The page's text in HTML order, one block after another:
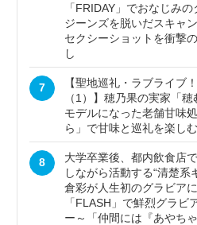
「FRIDAY」でおなじみ
ジーンズを脱いだスキャ
セクシーショットを衝撃
し
7
【聖地巡礼・ラブライブ
（1）】穂乃果の実家「
モデルになった老舗甘味
ら」で甘味と巡礼を楽しむ
8
大学卒業後、都内飲食店
しながら活動する“清楚系
倉彩が人生初のグラビア
「FLASH」で鮮烈グラビ
ー～「仲間には『あやち